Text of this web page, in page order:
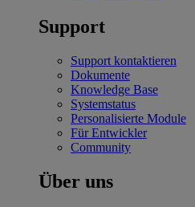
Support
Support kontaktieren
Dokumente
Knowledge Base
Systemstatus
Personalisierte Module
Für Entwickler
Community
Über uns